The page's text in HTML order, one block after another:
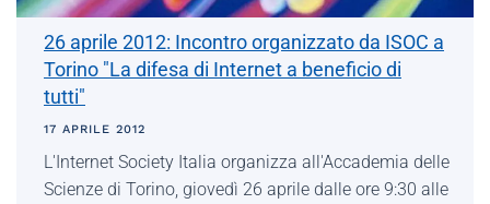
26 aprile 2012: Incontro organizzato da ISOC a
Torino "La difesa di Internet a beneficio di
tutti"
17 APRILE 2012
L'Internet Society Italia organizza all'Accademia delle
Scienze di Torino, giovedì 26 aprile dalle ore 9:30 alle